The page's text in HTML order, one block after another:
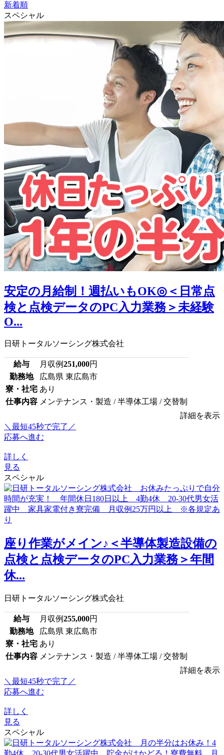
新着順
スペシャル
安定の月給制！週払いもOK◎＜日常点
検と点検データのPC入力業務＞未経験
O...
日研トータルソーシング株式会社
給与 月収例251,000円
勤務地
広島県 東広島市
寮・社宅 あり
仕事内容 メンテナンス・製造 / 半導体工場 / 交替制
詳細を表示
＼最短45秒で完了／
応募へ進む
詳しく
見る
スペシャル
座り作業がメイン♪＜半導体製造設備の
点検と点検データのPC入力業務＞年間
休...
日研トータルソーシング株式会社
給与 月収例255,000円
勤務地
広島県 東広島市
寮・社宅 あり
仕事内容 メンテナンス・製造 / 半導体工場 / 交替制
詳細を表示
＼最短45秒で完了／
応募へ進む
詳しく
見る
スペシャル